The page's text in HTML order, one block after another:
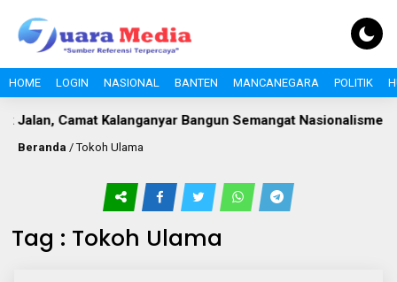
HOME LOGIN NASIONAL BANTEN MANCANEGARA POLITIK
Jalan, Camat Kalanganyar Bangun Semangat Nasionalisme
Beranda /Tokoh Ulama
Tag : Tokoh Ulama